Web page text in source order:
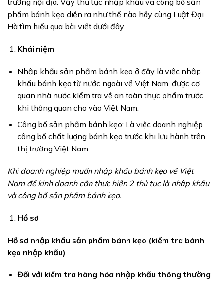
trường nội địa. Vậy thủ tục nhập khẩu và công bố sản
phẩm bánh kẹo diễn ra như thế nào hãy cùng Luật Đại
Hà tìm hiểu qua bài viết dưới đây.
Khái niệm
Nhập khẩu sản phẩm bánh kẹo ở đây là việc nhập
khẩu bánh kẹo từ nước ngoài về Việt Nam, được cơ
quan nhà nước kiểm tra về an toàn thực phẩm trước
khi thông quan cho vào Việt Nam.
Công bố sản phẩm bánh kẹo: Là việc doanh nghiệp
công bố chất lượng bánh kẹo trước khi lưu hành trên
thị trường Việt Nam.
Khi doanh nghiệp muốn nhập khẩu bánh kẹo về Việt
Nam để kinh doanh cần thực hiện 2 thủ tục là nhập khẩu
và công bố sản phẩm bánh kẹo.
Hồ sơ
Hồ sơ nhập khẩu sản phẩm bánh kẹo (kiểm tra bánh
kẹo nhập khẩu)
Đối với kiểm tra hàng hóa nhập khẩu thông thường